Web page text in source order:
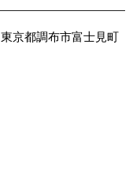
京都調布市富士見町